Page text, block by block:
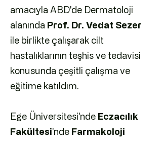
amacıyla ABD'de Dermatoloji
alanında Prof. Dr. Vedat Sezer
ile birlikte çalışarak cilt
hastalıklarının teşhis ve tedavisi
konusunda çeşitli çalışma ve
eğitime katıldım.
Ege Üniversitesi'nde Eczacılık
Fakültesi'nde Farmakoloji